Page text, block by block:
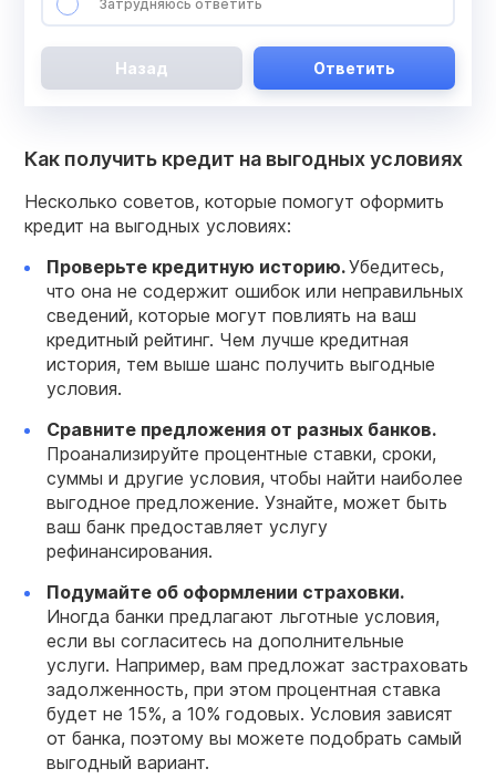
Затрудняюсь ответить
Назад Ответить
Как получить кредит на выгодных условиях
Несколько советов, которые помогут оформить
кредит на выгодных условиях:
Проверьте кредитную историю.Убедитесь,
что она не содержит ошибок или неправильных
сведений, которые могут повлиять на ваш
кредитный рейтинг. Чем лучше кредитная
история, тем выше шанс получить выгодные
условия.
Сравните предложения от разных банков.
Проанализируйте процентные ставки, сроки,
суммы и другие условия, чтобы найти наиболее
выгодное предложение. Узнайте, может быть
ваш банк предоставляет услугу
рефинансирования.
Подумайте об оформлении страховки.
Иногда банки предлагают льготные условия,
если вы согласитесь на дополнительные
услуги. Например, вам предложат застраховать
задолженность, при этом процентная ставка
будет не 15%, а 10% годовых. Условия зависят
от банка, поэтому вы можете подобрать самый
выгодный вариант.